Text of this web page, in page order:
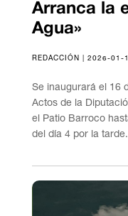
Arranca la
Agua»
REDACCIÓN | 2026-01-
Se inaugurará el 16
Actos de la
el Patio Barroco
del día 4 por la tarde.